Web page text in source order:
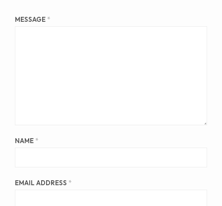
MESSAGE *
NAME *
EMAIL ADDRESS *